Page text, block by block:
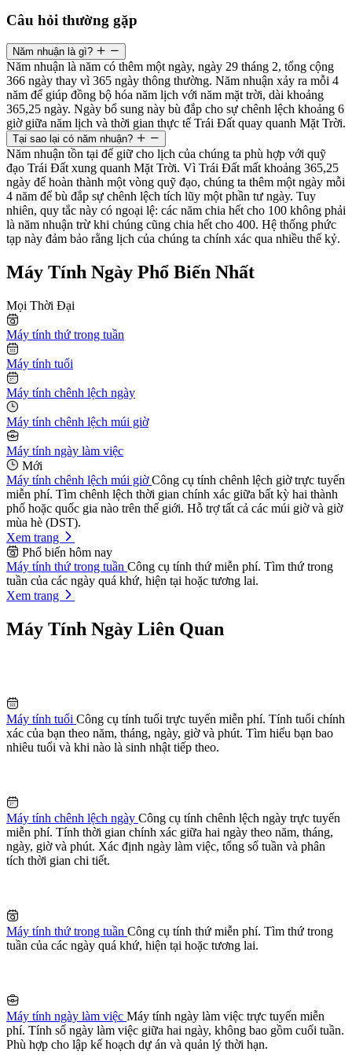
Câu hỏi thường gặp
Năm nhuận là gì?
Năm nhuận là năm có thêm một ngày, ngày 29 tháng 2, tổng cộng
366 ngày thay vì 365 ngày thông thường. Năm nhuận xảy ra mỗi 4
năm để giúp đồng bộ hóa năm lịch với năm mặt trời, dài khoảng
365,25 ngày. Ngày bổ sung này bù đắp cho sự chênh lệch khoảng 6
giờ giữa năm lịch và thời gian thực tế Trái Đất quay quanh Mặt Trời.
Tại sao lại có năm nhuận?
Năm nhuận tồn tại để giữ cho lịch của chúng ta phù hợp với quỹ
đạo Trái Đất xung quanh Mặt Trời. Vì Trái Đất mất khoảng 365,25
ngày để hoàn thành một vòng quỹ đạo, chúng ta thêm một ngày mỗi
4 năm để bù đắp sự chênh lệch tích lũy một phần tư ngày. Tuy
nhiên, quy tắc này có ngoại lệ: các năm chia hết cho 100 không phải
là năm nhuận trừ khi chúng cũng chia hết cho 400. Hệ thống phức
tạp này đảm bảo rằng lịch của chúng ta chính xác qua nhiều thế kỷ.
Máy Tính Ngày Phổ Biến Nhất
Mọi Thời Đại
Máy tính thứ trong tuần
Máy tính tuổi
Máy tính chênh lệch ngày
Máy tính chênh lệch múi giờ
Máy tính ngày làm việc
Mới
Máy tính chênh lệch múi giờCông cụ tính chênh lệch giờ trực tuyến
miễn phí. Tìm chênh lệch thời gian chính xác giữa bất kỳ hai thành
phố hoặc quốc gia nào trên thế giới. Hỗ trợ tất cả các múi giờ và giờ
mùa hè (DST).
Xem trang
Phổ biến hôm nay
Máy tính thứ trong tuần Công cụ tính thứ miễn phí. Tìm thứ trong
tuần của các ngày quá khứ, hiện tại hoặc tương lai.
Xem trang
Máy Tính Ngày Liên Quan
Máy tính tuổi Công cụ tính tuổi trực tuyến miễn phí. Tính tuổi chính
xác của bạn theo năm, tháng, ngày, giờ và phút. Tìm hiểu bạn bao
nhiêu tuổi và khi nào là sinh nhật tiếp theo.
Máy tính chênh lệch ngày Công cụ tính chênh lệch ngày trực tuyến
miễn phí. Tính thời gian chính xác giữa hai ngày theo năm, tháng,
ngày, giờ và phút. Xác định ngày làm việc, tổng số tuần và phân
tích thời gian chi tiết.
Máy tính thứ trong tuần Công cụ tính thứ miễn phí. Tìm thứ trong
tuần của các ngày quá khứ, hiện tại hoặc tương lai.
Máy tính ngày làm việc Máy tính ngày làm việc trực tuyến miễn
phí. Tính số ngày làm việc giữa hai ngày, không bao gồm cuối tuần.
Phù hợp cho lập kế hoạch dự án và quản lý thời hạn.